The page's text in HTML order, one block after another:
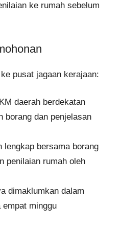
ke rumah sebelum
pusat jagaan kerajaan:
daerah berdekatan
borang dan penjelasan
lengkap bersama borang
penilaian rumah oleh
dimaklumkan dalam
empat minggu